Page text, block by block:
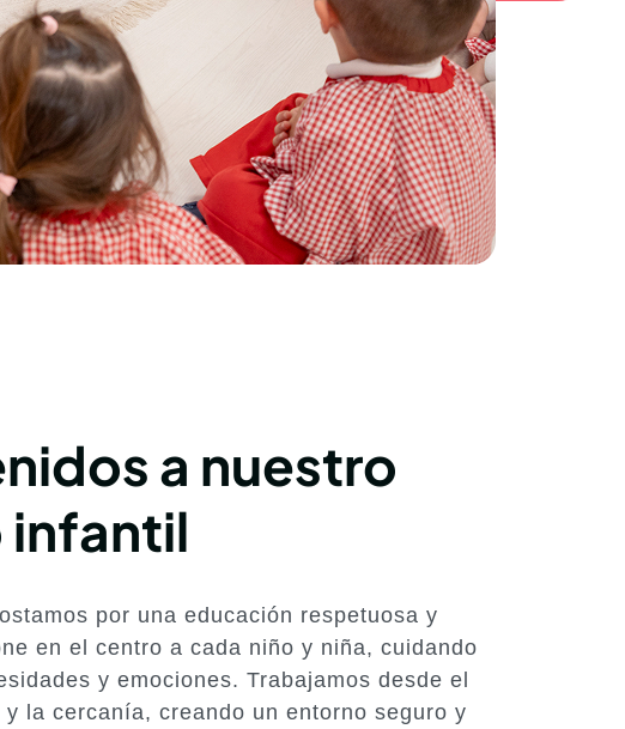
a nuestro
por una educación respetuosa y
en el centro a cada niño y niña, cuidando
y emociones. Trabajamos desde el
la cercanía, creando un entorno seguro y